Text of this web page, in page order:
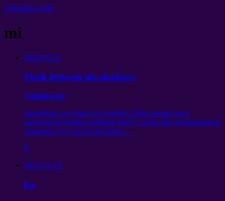
VéGtElEn TéR
mi
2025-05-31
Flash between the shadows
Végtelen tér
Sometimes we shine too brightly. Other people have
experienced similar problems lately. Looks like environmental
resistance. So you are not alone…
0
2025-01-10
ha